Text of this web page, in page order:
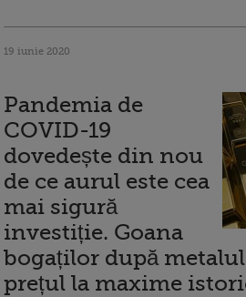
19 iunie 2020
Pandemia de
COVID-19
dovedește din nou
de ce aurul este cea
mai sigură
investiție. Goana
bogaților după
prețul la maxime